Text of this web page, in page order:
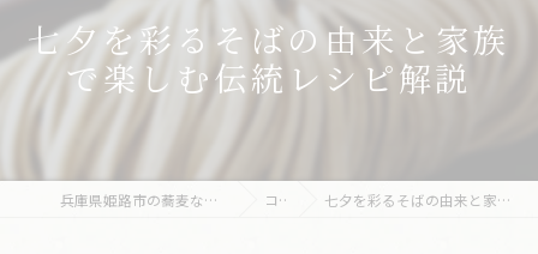
七夕を彩るそばの由来と家族
で楽しむ伝統レシピ解説
兵庫県姫路市の蕎麦なら文楽皿そば 姫路駅南店 コラム 七夕を彩るそばの由来と家族で楽しむ伝統レシピ解説